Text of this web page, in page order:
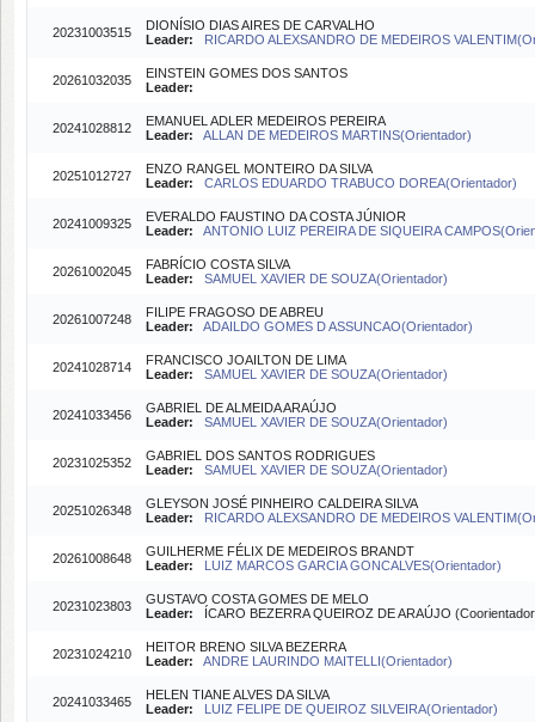
20231003515
DIONÍSIO DIAS AIRES DE CARVALHO
Leader:
RICARDO ALEXSANDRO DE MEDEIROS
20261032035
EINSTEIN GOMES DOS SANTOS
Leader:
20241028812
EMANUEL ADLER MEDEIROS PEREIRA
Leader:
ALLAN DE MEDEIROS MARTINS(Orientador)
20251012727
ENZO RANGEL MONTEIRO DA SILVA
Leader:
CARLOS EDUARDO TRABUCO DOREA(Orientador)
20241009325
EVERALDO FAUSTINO DA COSTA JÚNIOR
Leader:
ANTONIO LUIZ PEREIRA DE SIQUEIRA
20261002045
FABRÍCIO COSTA SILVA
Leader:
SAMUEL XAVIER DE SOUZA(Orientador)
20261007248
FILIPE FRAGOSO DE ABREU
Leader:
ADAILDO GOMES D ASSUNCAO(Orientador)
20241028714
FRANCISCO JOAILTON DE LIMA
Leader:
SAMUEL XAVIER DE SOUZA(Orientador)
20241033456
GABRIEL DE ALMEIDA ARAÚJO
Leader:
SAMUEL XAVIER DE SOUZA(Orientador)
20231025352
GABRIEL DOS SANTOS RODRIGUES
Leader:
SAMUEL XAVIER DE SOUZA(Orientador)
20251026348
GLEYSON JOSÉ PINHEIRO CALDEIRA SILVA
Leader:
RICARDO ALEXSANDRO DE MEDEIROS
20261008648
GUILHERME FÉLIX DE MEDEIROS BRANDT
Leader:
LUIZ MARCOS GARCIA GONCALVES(Orientador)
20231023803
GUSTAVO COSTA GOMES DE MELO
Leader: ÍCARO BEZERRA QUEIROZ DE ARAÚJO
20231024210
HEITOR BRENO SILVA BEZERRA
Leader:
ANDRE LAURINDO MAITELLI(Orientador)
20241033465
HELEN TIANE ALVES DA SILVA
Leader:
LUIZ FELIPE DE QUEIROZ SILVEIRA(Orientador)